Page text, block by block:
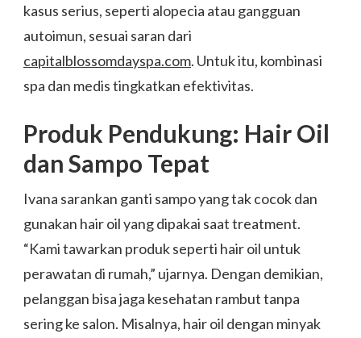
kasus serius, seperti alopecia atau gangguan
autoimun, sesuai saran dari
capitalblossomdayspa.com. Untuk itu, kombinasi
spa dan medis tingkatkan efektivitas.
Produk Pendukung: Hair Oil
dan Sampo Tepat
Ivana sarankan ganti sampo yang tak cocok dan
gunakan hair oil yang dipakai saat treatment.
“Kami tawarkan produk seperti hair oil untuk
perawatan di rumah,” ujarnya. Dengan demikian,
pelanggan bisa jaga kesehatan rambut tanpa
sering ke salon. Misalnya, hair oil dengan minyak